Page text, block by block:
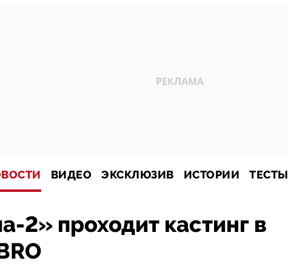
ВИДЕО ЭКСКЛЮЗИВ ИСТОРИИ ТЕСТЫ
2» проходит кастинг в